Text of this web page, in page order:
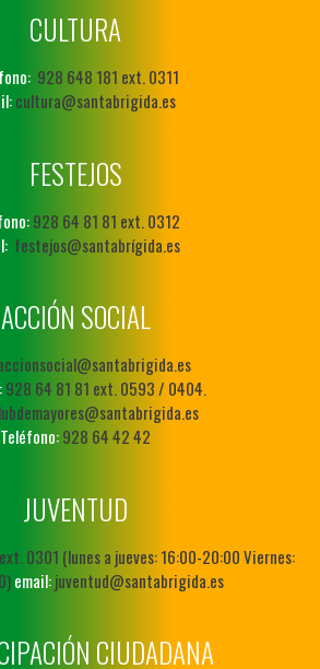
CULTURA
928 648 181 ext. 0311
cultura@santabrigida.es
FESTEJOS
928 64 81 81 ext. 0312
festejos@santabrígida.es
ACCIÓN SOCIAL
928 64 81 81 ext. 0593 / 0404.
Teléfono:928 64 42 42
JUVENTUD
0301 (lunes a jueves: 16:00-20:00 Viernes:
email:juventud@santabrigida.es
CIUDADANA